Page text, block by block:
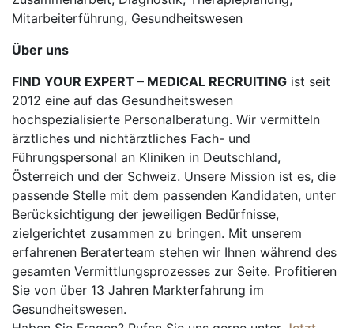
Mitarbeiterführung, Gesundheitswesen
Über uns
FIND YOUR EXPERT – MEDICAL RECRUITING ist seit
2012 eine auf das Gesundheitswesen
hochspezialisierte Personalberatung. Wir vermitteln
ärztliches und nichtärztliches Fach- und
Führungspersonal an Kliniken in Deutschland,
Österreich und der Schweiz. Unsere Mission ist es, die
passende Stelle mit dem passenden Kandidaten, unter
Berücksichtigung der jeweiligen Bedürfnisse,
zielgerichtet zusammen zu bringen. Mit unserem
erfahrenen Beraterteam stehen wir Ihnen während des
gesamten Vermittlungsprozesses zur Seite. Profitieren
Sie von über 13 Jahren Markterfahrung im
Gesundheitswesen.